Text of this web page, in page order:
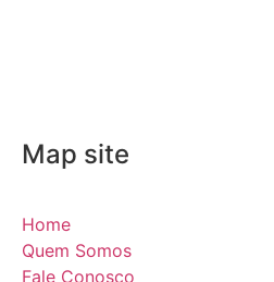
Map site
Home
Quem Somos
Fale Conosco